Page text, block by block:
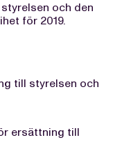
och den
för 2019.
till styrelsen och
ersättning till